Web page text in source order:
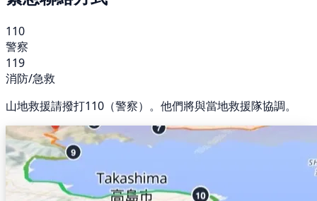
110
警察
119
消防/急救
山地救援請撥打110（警察）。他們將與當地救援隊協調。